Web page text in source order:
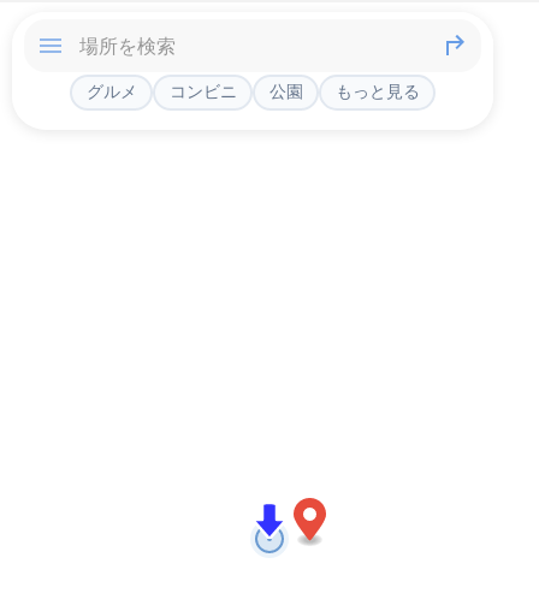
グルメ コンビニ 公園 もっと見る